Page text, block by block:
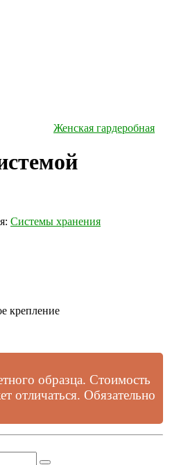
Женская гардеробная
Системы хранения
крепление
образца. Стоимость
отличаться. Обязательно